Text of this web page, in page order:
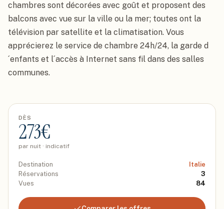
chambres sont décorées avec goût et proposent des
balcons avec vue sur la ville ou la mer; toutes ont la
télévision par satellite et la climatisation. Vous
apprécierez le service de chambre 24h/24, la garde d
´enfants et l´accès à Internet sans fil dans des salles
communes.
DÈS
273€
par nuit · indicatif
Destination
Italie
Réservations
3
Vues
84